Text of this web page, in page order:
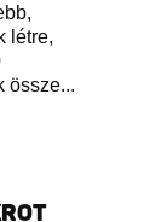
létre,
össze...